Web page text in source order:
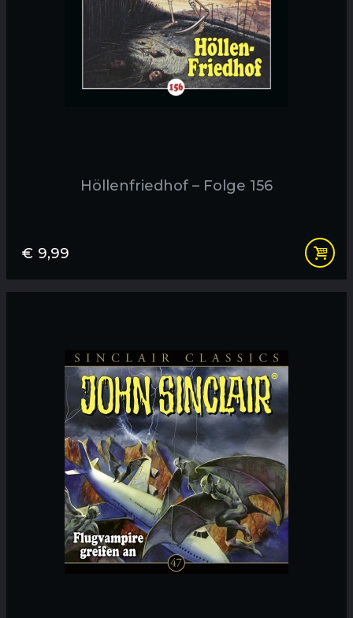
Höllenfriedhof – Folge 156
€ 9,99